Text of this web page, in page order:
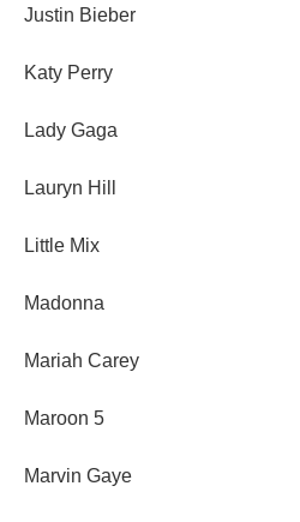
Justin Bieber
Katy Perry
Lady Gaga
Lauryn Hill
Little Mix
Madonna
Mariah Carey
Maroon 5
Marvin Gaye